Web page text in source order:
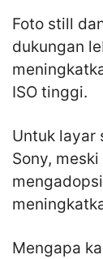
Foto still
dukungan
ISO tinggi.
Untuk layar
Sony,
Mengapa